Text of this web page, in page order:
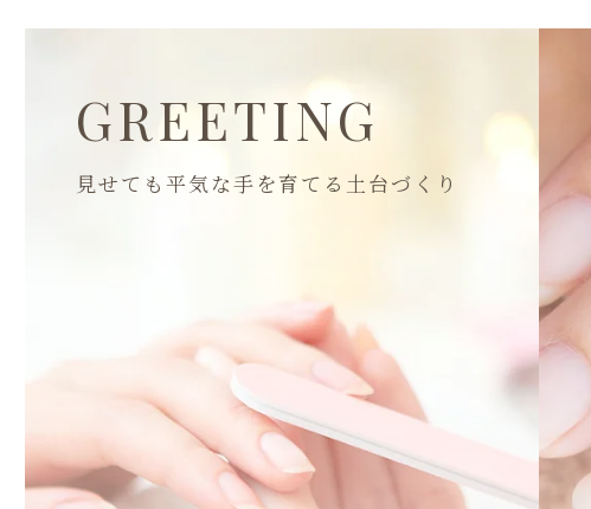
GREETING
見せても平気な手を育てる土台づくり